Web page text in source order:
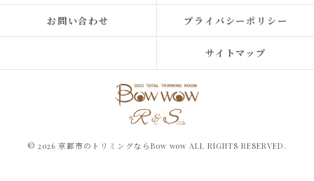
お問い合わせ プライバシーポリシー
サイトマップ
© 2026 京都市のトリミングならBow wow ALL RIGHTS RESERVED.